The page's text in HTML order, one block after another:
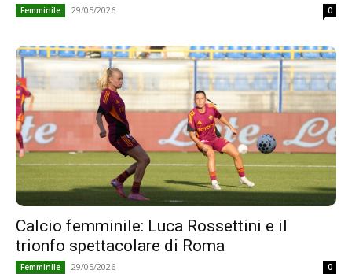
Femminile 29/05/2026 0
Calcio femminile: Luca Rossettini e il
trionfo spettacolare di Roma
Femminile 29/05/2026 0